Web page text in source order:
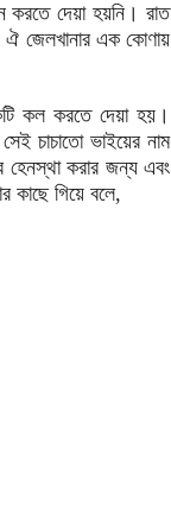
দেয়া হয়নি। রাত
ঐ জেলখানার এক কোণায়
কল করতে দেয়া হয়।
চাচাতো ভাইয়ের নাম
হেনস্থা করার জন্য এবং
কাছে গিয়ে বলে,